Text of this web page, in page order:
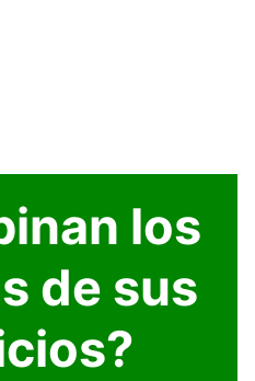
los
de sus